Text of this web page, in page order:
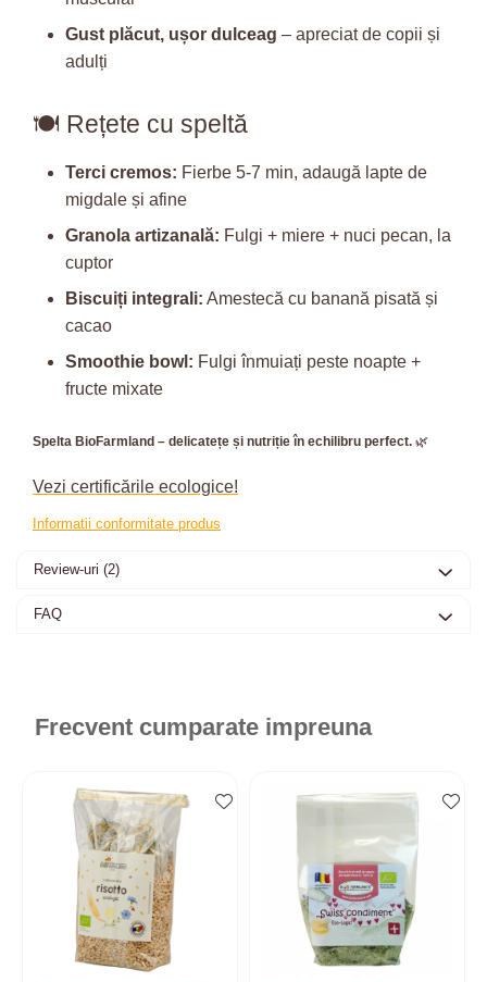
Gust plăcut, ușor dulceag – apreciat de copii și
adulți
🍽️ Rețete cu speltă
Terci cremos: Fierbe 5-7 min, adaugă lapte de
migdale și afine
Granola artizanală: Fulgi + miere + nuci pecan, la
cuptor
Biscuiți integrali: Amestecă cu banană pisată și
cacao
Smoothie bowl: Fulgi înmuiați peste noapte +
fructe mixate
Spelta BioFarmland – delicatețe și nutriție în echilibru perfect. 🌿
Vezi certificările ecologice!
Informatii conformitate produs
Review-uri (2)
FAQ
Frecvent cumparate impreuna